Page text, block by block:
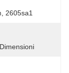
2605sa1